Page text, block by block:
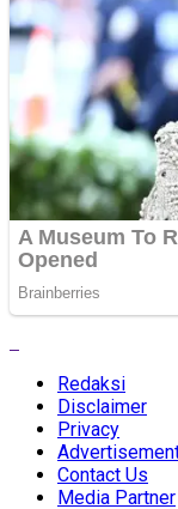
Redaksi
Disclaimer
Privacy
Contact Us
Media Partner